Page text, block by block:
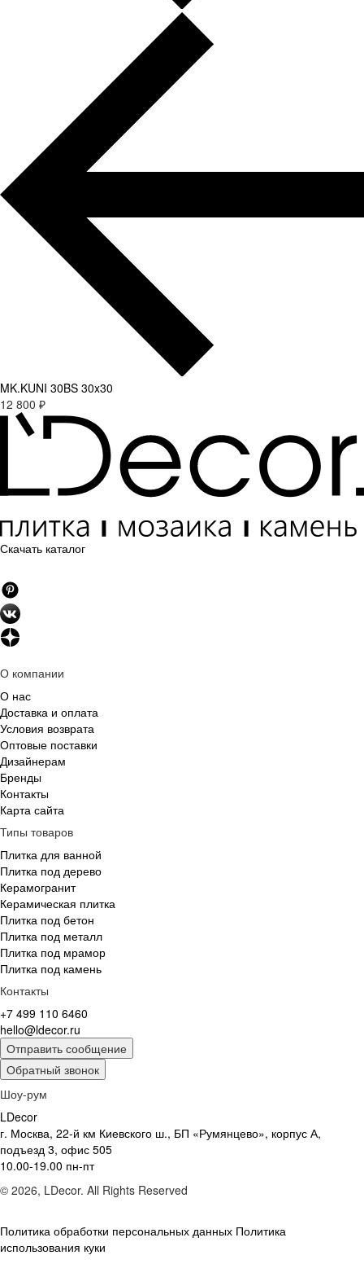
MK.KUNI 30BS 30x30
12 800 ₽
Скачать каталог
О компании
О нас
Доставка и оплата
Условия возврата
Оптовые поставки
Дизайнерам
Бренды
Контакты
Карта сайта
Типы товаров
Плитка для ванной
Плитка под дерево
Керамогранит
Керамическая плитка
Плитка под бетон
Плитка под металл
Плитка под мрамор
Плитка под камень
Контакты
+7 499 110 6460
hello@ldecor.ru
Отправить сообщение
Обратный звонок
Шоу-рум
LDecor
г. Москва, 22-й км Киевского ш., БП «Румянцево», корпус А,
подъезд 3, офис 505
10.00-19.00 пн-пт
© 2026, LDecor. All Rights Reserved
Политика обработки персональных данных Политика
использования куки